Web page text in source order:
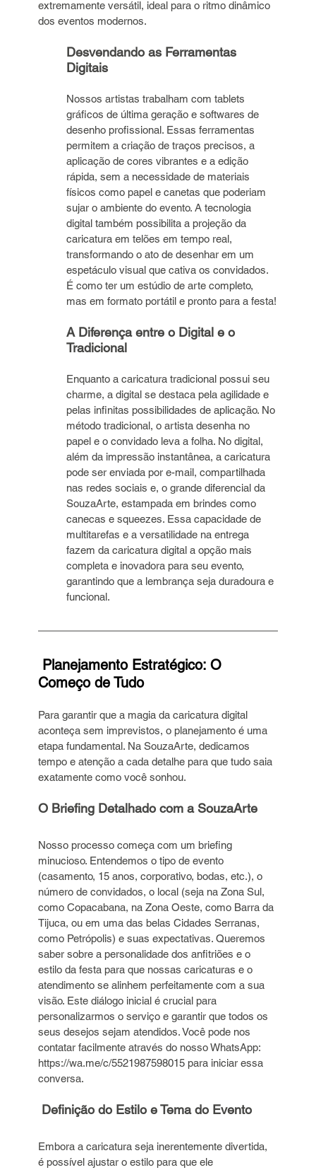
extremamente versátil, ideal para o ritmo dinâmico
dos eventos modernos.
Desvendando as Ferramentas
Digitais
Nossos artistas trabalham com tablets
gráficos de última geração e softwares de
desenho profissional. Essas ferramentas
permitem a criação de traços precisos, a
aplicação de cores vibrantes e a edição
rápida, sem a necessidade de materiais
físicos como papel e canetas que poderiam
sujar o ambiente do evento. A tecnologia
digital também possibilita a projeção da
caricatura em telões em tempo real,
transformando o ato de desenhar em um
espetáculo visual que cativa os convidados.
É como ter um estúdio de arte completo,
mas em formato portátil e pronto para a festa!
A Diferença entre o Digital e o
Tradicional
Enquanto a caricatura tradicional possui seu
charme, a digital se destaca pela agilidade e
pelas infinitas possibilidades de aplicação. No
método tradicional, o artista desenha no
papel e o convidado leva a folha. No digital,
além da impressão instantânea, a caricatura
pode ser enviada por e-mail, compartilhada
nas redes sociais e, o grande diferencial da
SouzaArte, estampada em brindes como
canecas e squeezes. Essa capacidade de
multitarefas e a versatilidade na entrega
fazem da caricatura digital a opção mais
completa e inovadora para seu evento,
garantindo que a lembrança seja duradoura e
funcional.
Começo de Tudo
Para garantir que a magia da caricatura digital
aconteça sem imprevistos, o planejamento é uma
etapa fundamental. Na SouzaArte, dedicamos
tempo e atenção a cada detalhe para que tudo saia
exatamente como você sonhou.
O Briefing Detalhado com a SouzaArte
Nosso processo começa com um briefing
minucioso. Entendemos o tipo de evento
(casamento, 15 anos, corporativo, bodas, etc.), o
número de convidados, o local (seja na Zona Sul,
como Copacabana, na Zona Oeste, como Barra da
Tijuca, ou em uma das belas Cidades Serranas,
como Petrópolis) e suas expectativas. Queremos
saber sobre a personalidade dos anfitriões e o
estilo da festa para que nossas caricaturas e o
atendimento se alinhem perfeitamente com a sua
visão. Este diálogo inicial é crucial para
personalizarmos o serviço e garantir que todos os
seus desejos sejam atendidos. Você pode nos
contatar facilmente através do nosso WhatsApp:
https://wa.me/c/5521987598015 para iniciar essa
conversa.
Definição do Estilo e Tema do Evento
Embora a caricatura seja inerentemente divertida,
é possível ajustar o estilo para que ele